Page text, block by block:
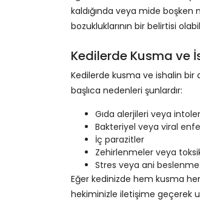
kaldığında veya mide boşken
bozukluklarının bir belirtisi
Kedilerde Kusma ve
Kedilerde kusma ve ishalin
başlıca nedenleri şunlardır:
Gıda alerjileri veya
Bakteriyel veya viral
İç parazitler
Zehirlenmeler veya
Stres veya ani
Eğer kedinizde hem kusma
hekiminizle iletişime geçerek